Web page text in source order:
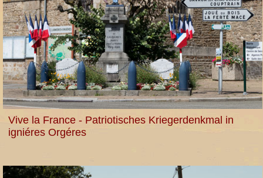
Vive la France - Patriotisches Kriegerdenkmal in
igniéres Orgéres